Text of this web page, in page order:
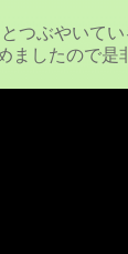
つぶやいてい
ましたので是